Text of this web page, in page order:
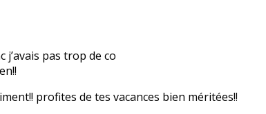
j’avais pas trop de co
profites de tes vacances bien méritées!!